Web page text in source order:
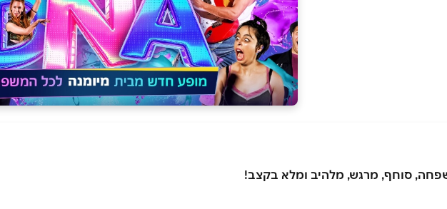
סוחף, מרגש, מלהיב ומלא בקצב!